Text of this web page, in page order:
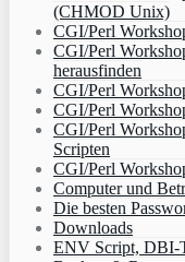
(CHMOD Unix)
CGI/Perl
CGI/Perl
herausfinden
CGI/Perl
CGI/Perl
CGI/Perl
Scripten
CGI/Perl
Computer und
Die besten
Downloads
ENV Script, DBI-